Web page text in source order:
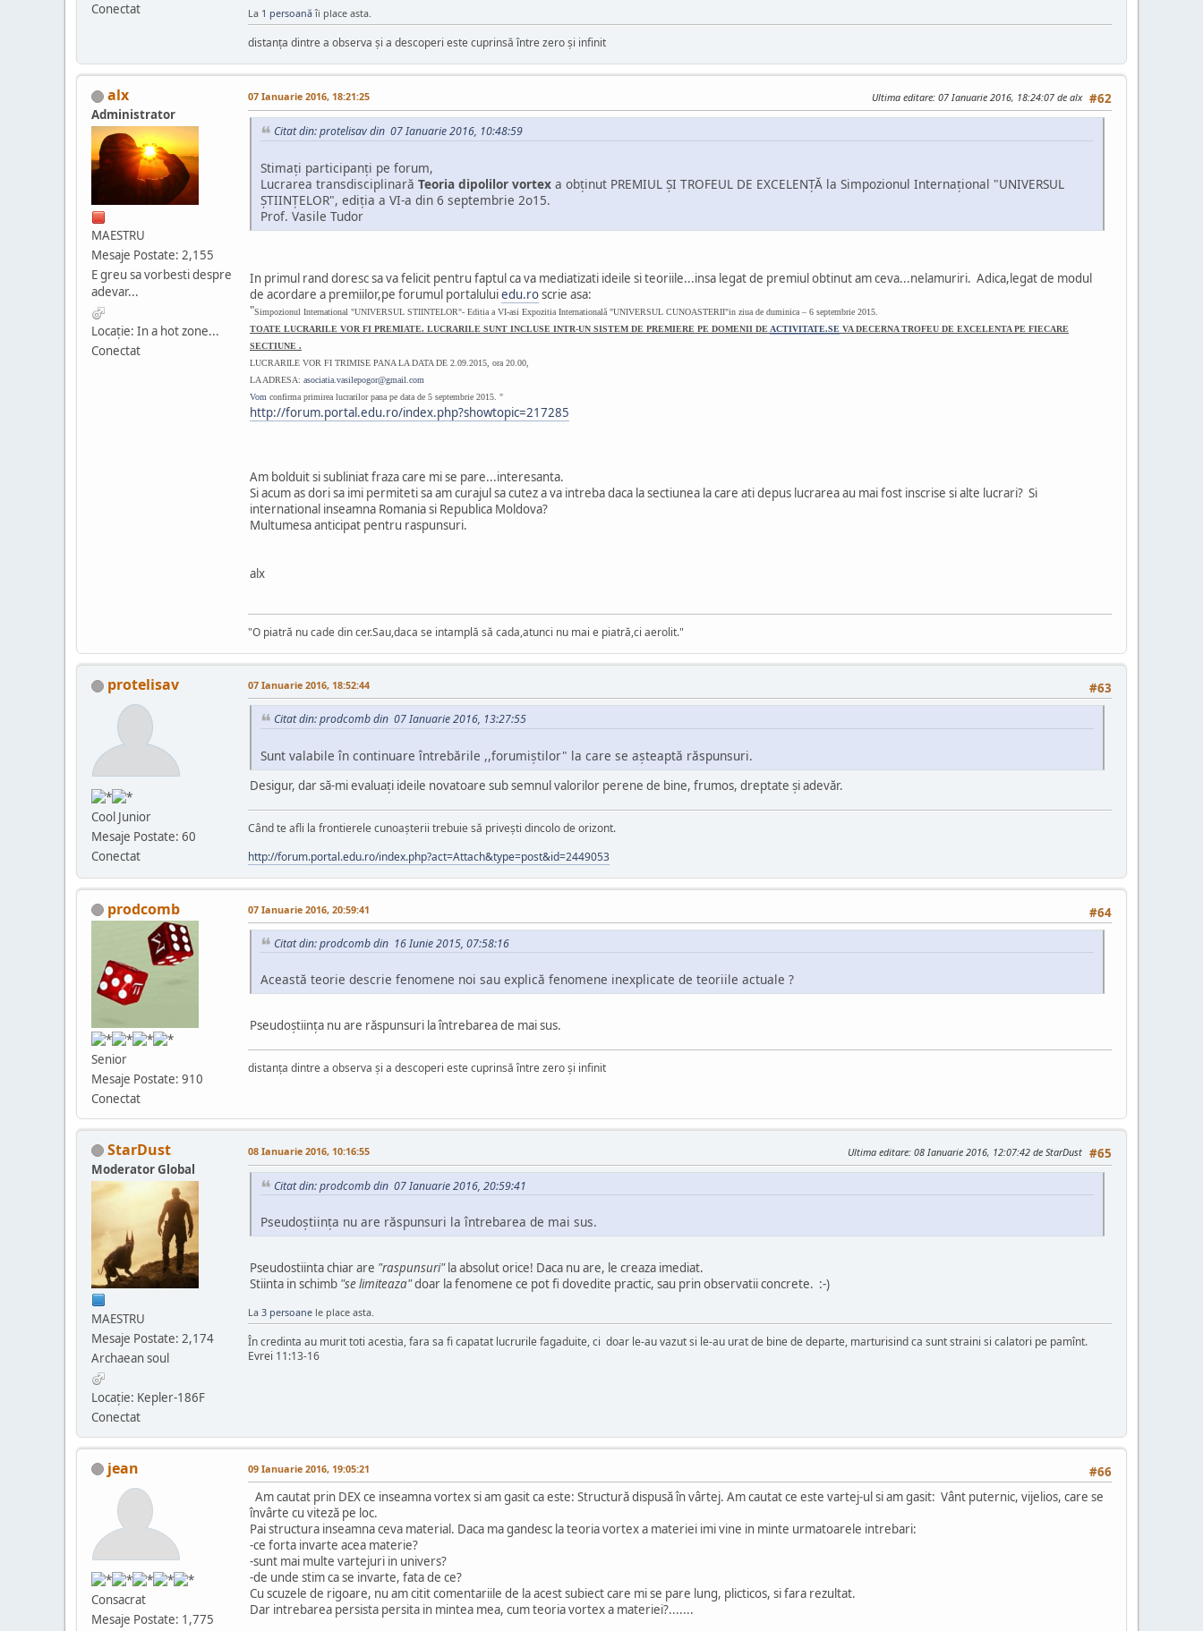
Conectat
La 1 persoanăîi place asta.
distanța dintre a observa și a descoperi este cuprinsă între zero și infinit
alx
Administrator
MAESTRU
Mesaje Postate: 2,155
E greu sa vorbesti despre
adevar...
Locaţie: In a hot zone...
Conectat
#62
07 Ianuarie 2016, 18:21:25 Ultima editare: 07 Ianuarie 2016, 18:24:07 de alx
Citat din: protelisav din 07 Ianuarie 2016, 10:48:59
Stimaţi participanţi pe forum,
Lucrarea transdisciplinară Teoria dipolilor vortex a obţinut PREMIUL ŞI TROFEUL DE EXCELENŢĂ la Simpozionul Internaţional "UNIVERSUL
ŞTIINŢELOR", ediţia a VI-a din 6 septembrie 2o15.
Prof. Vasile Tudor
In primul rand doresc sa va felicit pentru faptul ca va mediatizati ideile si teoriile...insa legat de premiul obtinut am ceva...nelamuriri. Adica,legat de modul
de acordare a premiilor,pe forumul portaluluiedu.roscrie asa:
"Simpozionul International "UNIVERSUL STIINTELOR"- Editia a VI-asi Expozitia Internatională "UNIVERSUL CUNOASTERII"in ziua de duminica – 6 septembrie 2015.
TOATE LUCRARILE VOR FI PREMIATE. LUCRARILE SUNT INCLUSE INTR-UN SISTEM DE PREMIERE PE DOMENII DE ACTIVITATE.SE VA DECERNA TROFEU DE EXCELENTA PE FIECARE
SECTIUNE .
LUCRARILE VOR FI TRIMISE PANA LA DATA DE 2.09.2015, ora 20.00,
LA ADRESA: asociatia.vasilepogor@gmail.com
Vom confirma primirea lucrarilor pana pe data de 5 septembrie 2015. "
http://forum.portal.edu.ro/index.php?showtopic=217285
Am bolduit si subliniat fraza care mi se pare...interesanta.
Si acum as dori sa imi permiteti sa am curajul sa cutez a va intreba daca la sectiunea la care ati depus lucrarea au mai fost inscrise si alte lucrari? Si
international inseamna Romania si Republica Moldova?
Multumesa anticipat pentru raspunsuri.
alx
"O piatră nu cade din cer.Sau,daca se intamplă să cada,atunci nu mai e piatră,ci aerolit."
protelisav
Cool Junior
Mesaje Postate: 60
Conectat
#63
07 Ianuarie 2016, 18:52:44
Citat din: prodcomb din 07 Ianuarie 2016, 13:27:55
Sunt valabile în continuare întrebările ,,forumiștilor" la care se așteaptă răspunsuri.
Desigur, dar să-mi evaluaţi ideile novatoare sub semnul valorilor perene de bine, frumos, dreptate şi adevăr.
Când te afli la frontierele cunoaşterii trebuie să priveşti dincolo de orizont.
http://forum.portal.edu.ro/index.php?act=Attach&type=post&id=2449053
prodcomb
Senior
Mesaje Postate: 910
Conectat
#64
07 Ianuarie 2016, 20:59:41
Citat din: prodcomb din 16 Iunie 2015, 07:58:16
Această teorie descrie fenomene noi sau explică fenomene inexplicate de teoriile actuale ?
Pseudoștiința nu are răspunsuri la întrebarea de mai sus.
distanța dintre a observa și a descoperi este cuprinsă între zero și infinit
StarDust
Moderator Global
MAESTRU
Mesaje Postate: 2,174
Archaean soul
Locaţie: Kepler-186F
Conectat
#65
08 Ianuarie 2016, 10:16:55 Ultima editare: 08 Ianuarie 2016, 12:07:42 de StarDust
Citat din: prodcomb din 07 Ianuarie 2016, 20:59:41
Pseudoștiința nu are răspunsuri la întrebarea de mai sus.
Pseudostiinta chiar are "raspunsuri"la absolut orice! Daca nu are, le creaza imediat.
Stiinta in schimb "se limiteaza"doar la fenomene ce pot fi dovedite practic, sau prin observatii concrete. :-)
La 3 persoane le place asta.
În credinta au murit toti acestia, fara sa fi capatat lucrurile fagaduite, ci doar le-au vazut si le-au urat de bine de departe, marturisind ca sunt straini si calatori pe pamînt.
Evrei 11:13-16
jean
Consacrat
Mesaje Postate: 1,775
#66
09 Ianuarie 2016, 19:05:21
Am cautat prin DEX ce inseamna vortex si am gasit ca este: Structură dispusă în vârtej. Am cautat ce este vartej-ul si am gasit: Vânt puternic, vijelios, care se
învârte cu viteză pe loc.
Pai structura inseamna ceva material. Daca ma gandesc la teoria vortex a materiei imi vine in minte urmatoarele intrebari:
-ce forta invarte acea materie?
-sunt mai multe vartejuri in univers?
-de unde stim ca se invarte, fata de ce?
Cu scuzele de rigoare, nu am citit comentariile de la acest subiect care mi se pare lung, plicticos, si fara rezultat.
Dar intrebarea persista persita in mintea mea, cum teoria vortex a materiei?.......